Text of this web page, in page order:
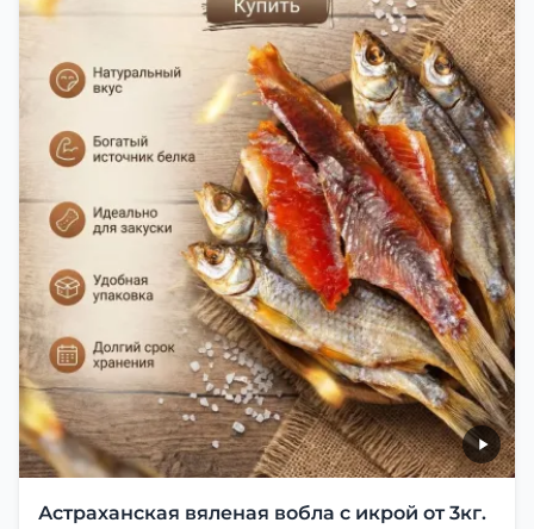
Астраханская вяленая вобла с икрой от 3кг.